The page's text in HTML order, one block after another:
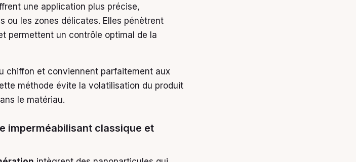
une application plus précise,
ou les zones délicates. Elles pénètrent
permettent un contrôle optimal de la
chiffon et conviennent parfaitement aux
méthode évite la volatilisation du produit
le matériau.
imperméabilisant classique et